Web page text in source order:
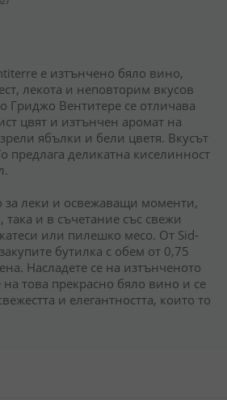
е изтънчено бяло вино,
лекота и неповторим вкусов
Гриджо Вентитере се отличава
цвят и изтънчен аромат на
ябълки и бели цветя. Вкусът
предлага деликатна киселинност
за леки и освежаващи моменти,
така и в съчетание със свежи
или пилешко месо. От Sid-
бутилка с обем от 0,75
Насладете се на изтънченото
това прекрасно бяло вино и се
и елегантността, които то